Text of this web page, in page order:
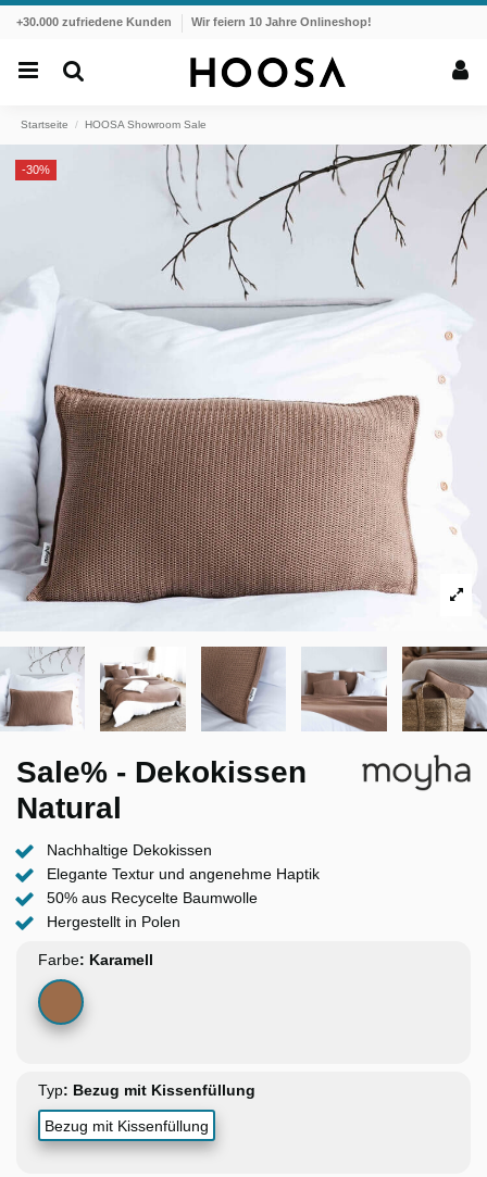
+30.000 zufriedene Kunden Wir feiern 10 Jahre Onlineshop!
Startseite HOOSA Showroom Sale
-30%
Sale% - Dekokissen
Natural
Nachhaltige Dekokissen
Elegante Textur und angenehme Haptik
50% aus Recycelte Baumwolle
Hergestellt in Polen
Farbe
Karamell
Typ
Bezug mit Kissenfüllung